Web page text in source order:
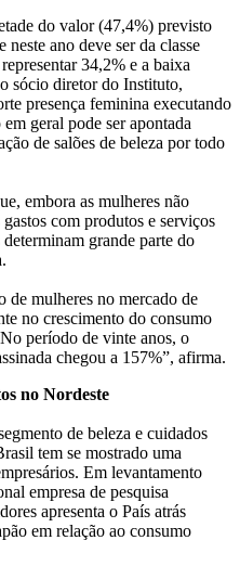
do valor (47,4%) previsto
neste ano deve ser da classe
34,2% e a baixa
sócio diretor do Instituto,
presença feminina executando
geral pode ser apontada
de salões de beleza por todo
embora as mulheres não
com produtos e serviços
grande parte do
de mulheres no mercado de
no crescimento do consumo
período de vinte anos, o
chegou a 157%”, afirma.
no Nordeste
de beleza e cuidados
tem se mostrado uma
Em levantamento
empresa de pesquisa
apresenta o País atrás
em relação ao consumo